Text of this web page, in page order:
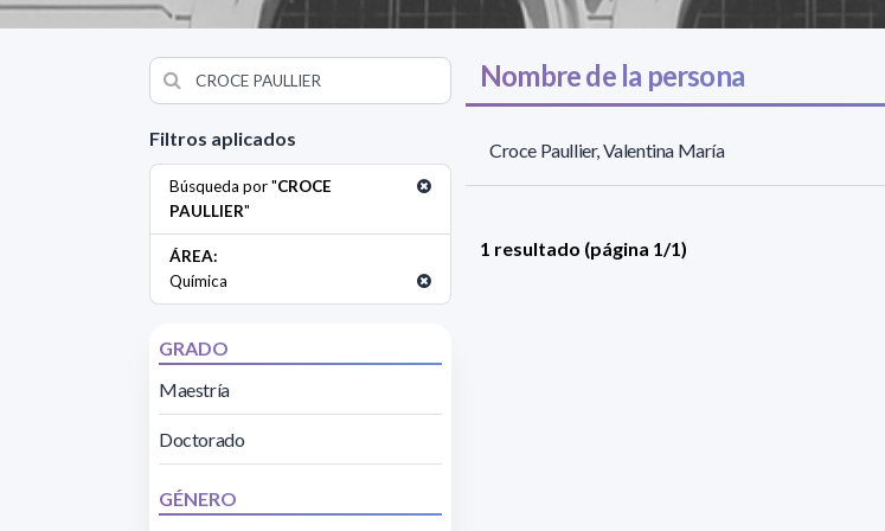
Filtros aplicados
Búsqueda por "CROCE
PAULLIER"
ÁREA:
Química
GRADO
Maestría
Doctorado
GÉNERO
Nombre de la persona
Croce Paullier, Valentina María
1 resultado (página 1/1)